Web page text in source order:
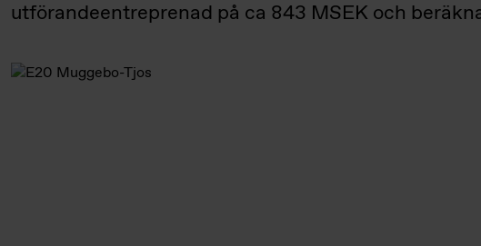
utförandeentreprenad på ca 843 MSEK och